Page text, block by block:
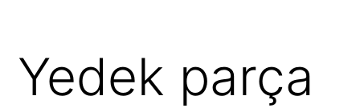
Yedek parça